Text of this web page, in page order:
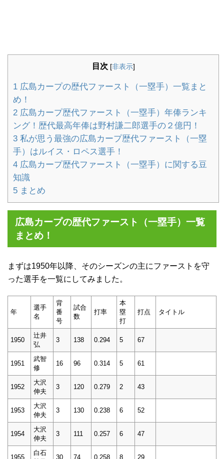
目次 [非表示]
1 広島カープの歴代ファースト（一塁手）一覧まと
め！
2 広島カープ歴代ファースト（一塁手）年俸ランキ
ング！歴代最高年俸は野村謙二郎選手の２億円！
3 私が思う最強の広島カープ歴代ファースト（一塁
手）はルイス・ロペス選手！
4 広島カープ歴代ファースト（一塁手）に関する豆
知識
5 まとめ
広島カープの歴代ファースト（一塁手）一覧
まとめ！
まずは1950年以降、そのシーズンの主にファーストを守
った選手を一覧にしてみました。
年
選手
名
背
番
号
試合
数
打率
本
塁
打
打点 タイトル
1950
辻井
弘
3 138 0.294 5 67
1951
武智
修
16 96 0.314 5 61
1952
大沢
伸夫
3 120 0.279 2 43
1953
大沢
伸夫
3 130 0.238 6 52
1954
大沢
伸夫
3 111 0.257 6 47
1955
白石
30 74 0.258 8 29